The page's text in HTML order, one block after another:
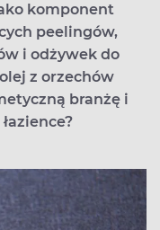
komponent
peelingów,
i odżywek do
z orzechów
branżę i